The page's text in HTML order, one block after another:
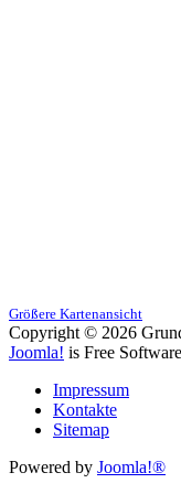
Größere Kartenansicht
Copyright © 2026
Joomla! is Free
Impressum
Kontakte
Sitemap
Powered by Joomla!®